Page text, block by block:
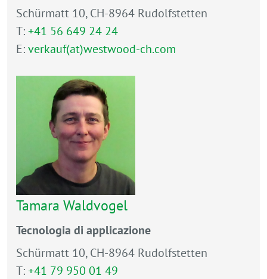
Schürmatt 10, CH-8964 Rudolfstetten
T:+41 56 649 24 24
E:verkauf(at)westwood-ch.com
Tamara Waldvogel
Tecnologia di applicazione
Schürmatt 10, CH-8964 Rudolfstetten
T:+41 79 950 01 49